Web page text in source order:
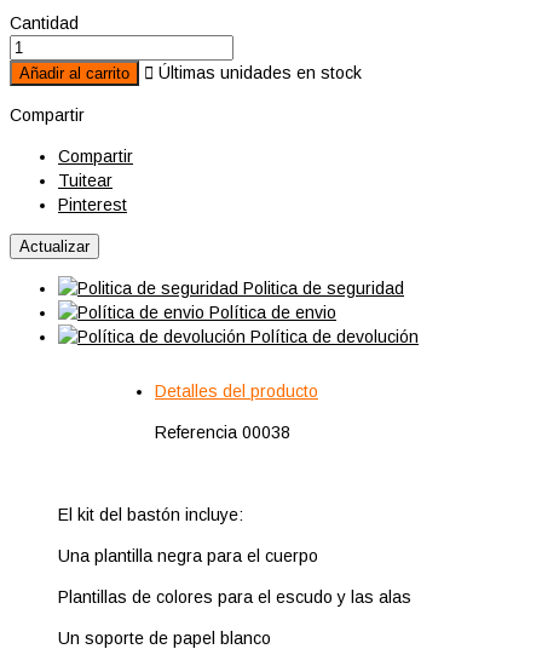
Cantidad
Añadir al carrito  Últimas unidades en stock
Compartir
Compartir
Tuitear
Pinterest
Politica de seguridad
Política de envio
Política de devolución
Detalles del producto
Referencia 00038
El kit del bastón incluye:
Una plantilla negra para el cuerpo
Plantillas de colores para el escudo y las alas
Un soporte de papel blanco